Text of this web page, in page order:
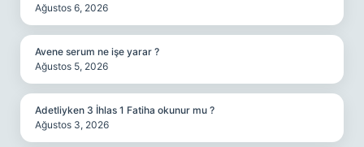
Ağustos 6, 2026
Avene serum ne işe yarar ?
Ağustos 5, 2026
Adetliyken 3 İhlas 1 Fatiha okunur mu ?
Ağustos 3, 2026